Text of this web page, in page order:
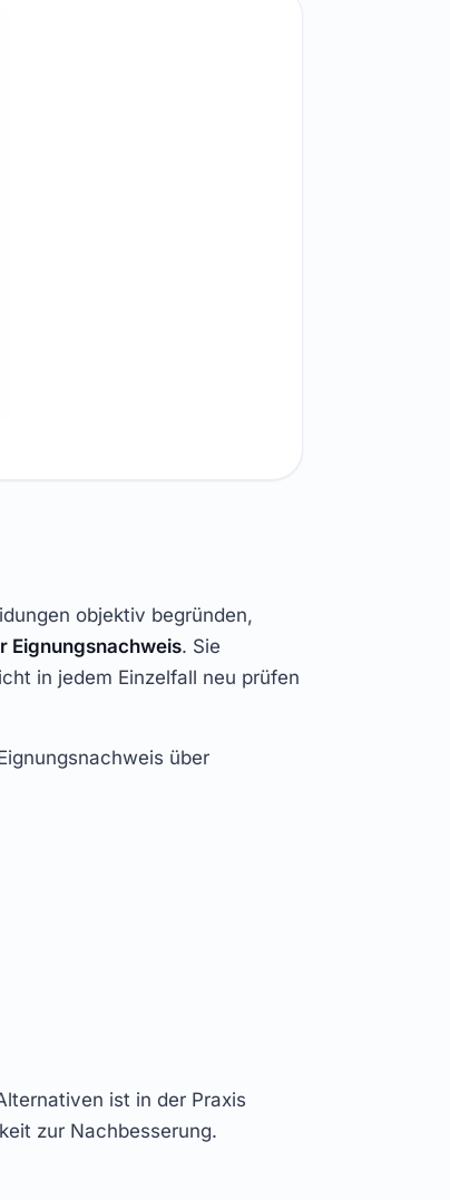
objektiv begründen,
Eignungsnachweis. Sie
in jedem Einzelfall neu prüfen
über
ist in der Praxis
zur Nachbesserung.